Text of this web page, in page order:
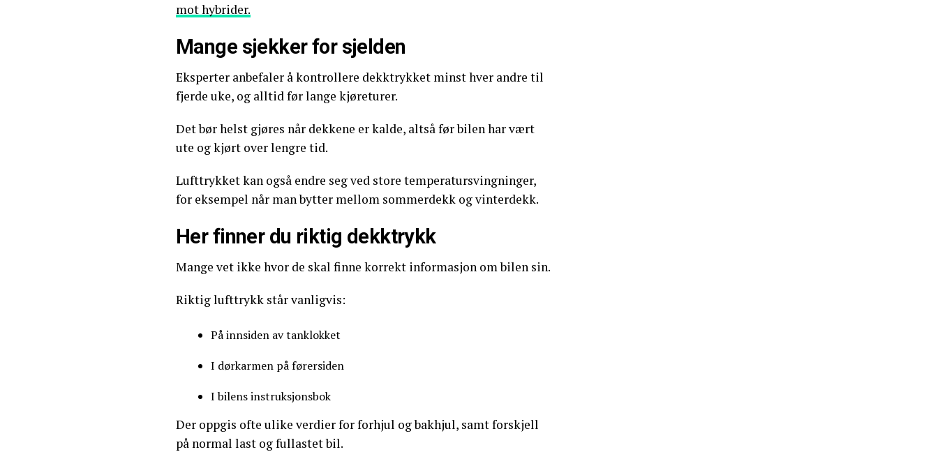
mot hybrider.
Mange sjekker for sjelden
Eksperter anbefaler å kontrollere dekktrykket minst hver andre til
fjerde uke, og alltid før lange kjøreturer.
Det bør helst gjøres når dekkene er kalde, altså før bilen har vært
ute og kjørt over lengre tid.
Lufttrykket kan også endre seg ved store temperatursvingninger,
for eksempel når man bytter mellom sommerdekk og vinterdekk.
Her finner du riktig dekktrykk
Mange vet ikke hvor de skal finne korrekt informasjon om bilen sin.
Riktig lufttrykk står vanligvis:
På innsiden av tanklokket
I dørkarmen på førersiden
I bilens instruksjonsbok
Der oppgis ofte ulike verdier for forhjul og bakhjul, samt forskjell
på normal last og fullastet bil.